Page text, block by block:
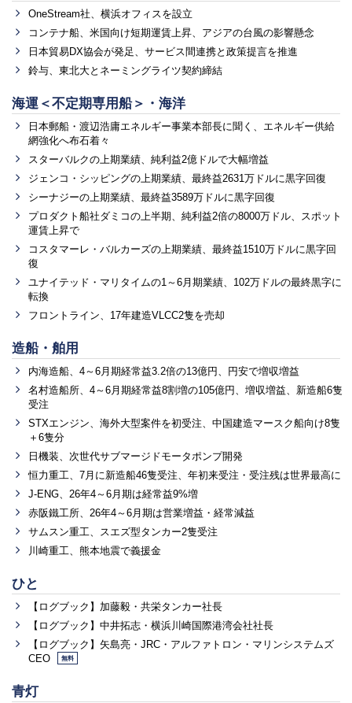
OneStream社、横浜オフィスを設立
コンテナ船、米国向け短期運賃上昇、アジアの台風の影響懸念
日本貿易DX協会が発足、サービス間連携と政策提言を推進
鈴与、東北大とネーミングライツ契約締結
海運＜不定期専用船＞・海洋
日本郵船・渡辺浩庸エネルギー事業本部長に聞く、エネルギー供給
網強化へ布石着々
スターバルクの上期業績、純利益2億ドルで大幅増益
ジェンコ・シッピングの上期業績、最終益2631万ドルに黒字回復
シーナジーの上期業績、最終益3589万ドルに黒字回復
プロダクト船社ダミコの上半期、純利益2倍の8000万ドル、スポット
運賃上昇で
コスタマーレ・バルカーズの上期業績、最終益1510万ドルに黒字回
復
ユナイテッド・マリタイムの1～6月期業績、102万ドルの最終黒字に
転換
フロントライン、17年建造VLCC2隻を売却
造船・舶用
内海造船、4～6月期経常益3.2倍の13億円、円安で増収増益
名村造船所、4～6月期経常益8割増の105億円、増収増益、新造船6隻
受注
STXエンジン、海外大型案件を初受注、中国建造マースク船向け8隻
＋6隻分
日機装、次世代サブマージドモータポンプ開発
恒力重工、7月に新造船46隻受注、年初来受注・受注残は世界最高に
J-ENG、26年4～6月期は経常益9%増
赤阪鐵工所、26年4～6月期は営業増益・経常減益
サムスン重工、スエズ型タンカー2隻受注
川崎重工、熊本地震で義援金
ひと
【ログブック】加藤毅・共栄タンカー社長
【ログブック】中井拓志・横浜川崎国際港湾会社社長
【ログブック】矢島亮・JRC・アルファトロン・マリンシステムズ
CEO
無料
青灯